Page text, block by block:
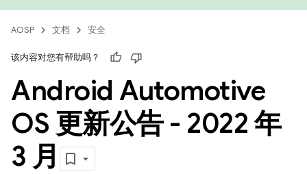
AOSP 文档 安全
该内容对您有帮助吗？
Android Automotive
OS 更新公告 - 2022 年
3 月